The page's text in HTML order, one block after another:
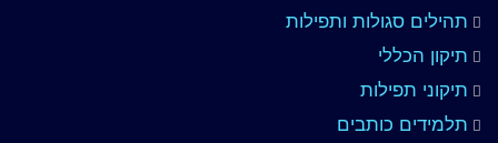
תהילים סגולות ותפילות
תיקון הכללי
תיקוני תפילות
תלמידים כותבים